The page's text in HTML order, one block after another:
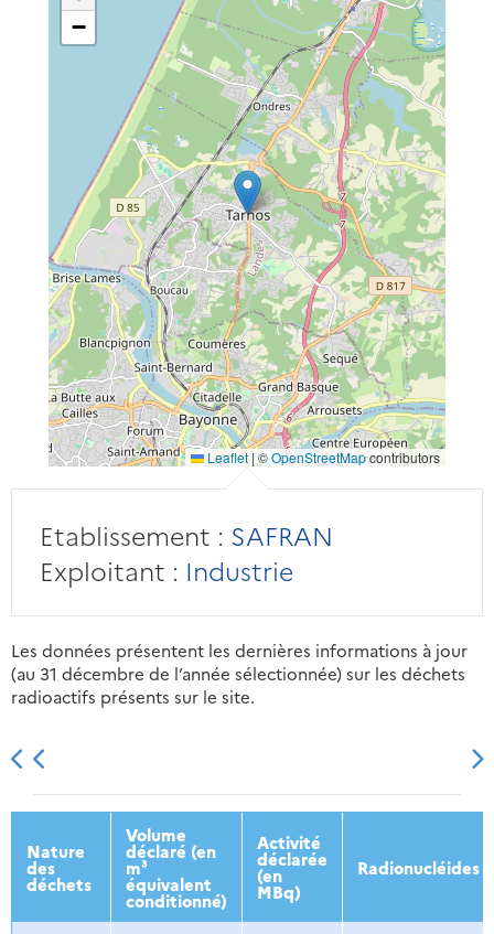
−
Leaflet | ©OpenStreetMapcontributors
Etablissement : SAFRAN
Exploitant : Industrie
Les données présentent les dernières informations à jour
(au 31 décembre de l’année sélectionnée) sur les déchets
radioactifs présents sur le site.
2013 2014 2015 2016
Nature
des
déchets
Volume
déclaré (en
m³
équivalent
conditionné)
Activité
déclarée
(en
MBq)
Radionucléides